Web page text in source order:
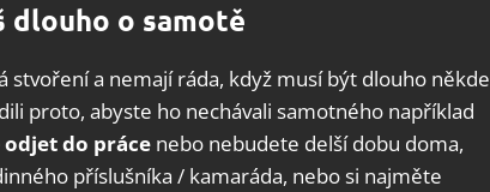
dlouho o samotě
stvoření a nemají ráda, když musí být dlouho někde
proto, abyste ho nechávali samotného například
odjet do práce nebo nebudete delší dobu doma,
příslušníka / kamaráda, nebo si najměte